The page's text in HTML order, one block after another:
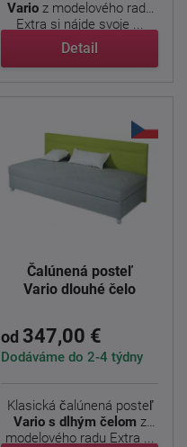
Varioz modelového radu
Extra si nájde svoje ...
Detail
Čalúnená posteľ
Vario dlouhé čelo
od 347,00 €
Dodáváme do 2-4 týdny
Klasická čalúnená posteľ
Vario s dlhým čelom z
modelového radu Extra ...